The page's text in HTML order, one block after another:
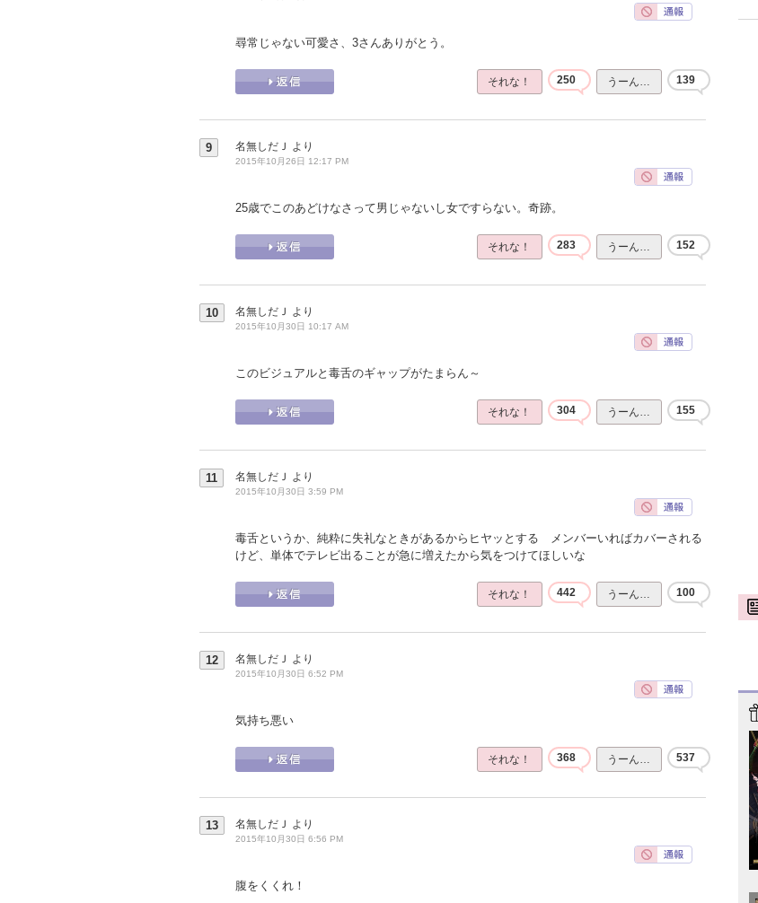
尋常じゃない可愛さ、3さんありがとう。
それな！ 250 うーん… 139
9 名無しだＪ より
2015年10月26日 12:17 PM
25歳でこのあどけなさって男じゃないし女ですらない。奇跡。
それな！ 283 うーん… 152
10 名無しだＪ より
2015年10月30日 10:17 AM
このビジュアルと毒舌のギャップがたまらん～
それな！ 304 うーん… 155
11 名無しだＪ より
2015年10月30日 3:59 PM
毒舌というか、純粋に失礼なときがあるからヒヤッとする メンバーいればカバーされる
けど、単体でテレビ出ることが急に増えたから気をつけてほしいな
それな！ 442 うーん… 100
12 名無しだＪ より
2015年10月30日 6:52 PM
気持ち悪い
それな！ 368 うーん… 537
13 名無しだＪ より
2015年10月30日 6:56 PM
腹をくくれ！